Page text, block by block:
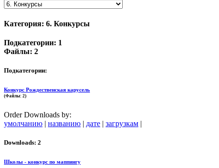
Категория: 6. Конкурсы
Подкатегории: 1
Файлы: 2
Подкатегории:
Конкурс Рождественская карусель
(Файлы: 2)
Order Downloads by:
умолчанию | названию | дате | загрузкам |
Downloads: 2
Школы - конкурс по маппингу